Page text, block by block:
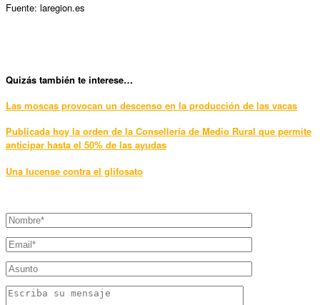
Fuente: laregion.es
Quizás también te interese…
Las moscas provocan un descenso en la producción de las vacas
Publicada hoy la orden de la Consellería de Medio Rural que permite
anticipar hasta el 50% de las ayudas
Una lucense contra el glifosato